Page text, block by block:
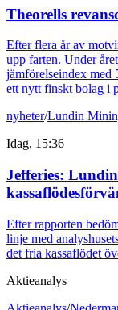
Theorells
Efter flera år av
upp farten. Under
jämförelseindex med
ett nytt finskt bolag i
nyheter/Lundin
Idag, 15:36
Jefferies:
Efter rapporten
linje med
det fria kassaflödet
Aktieanalys